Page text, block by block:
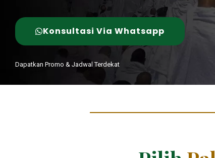
Konsultasi Via Whatsapp
Dapatkan Promo & Jadwal Terdekat